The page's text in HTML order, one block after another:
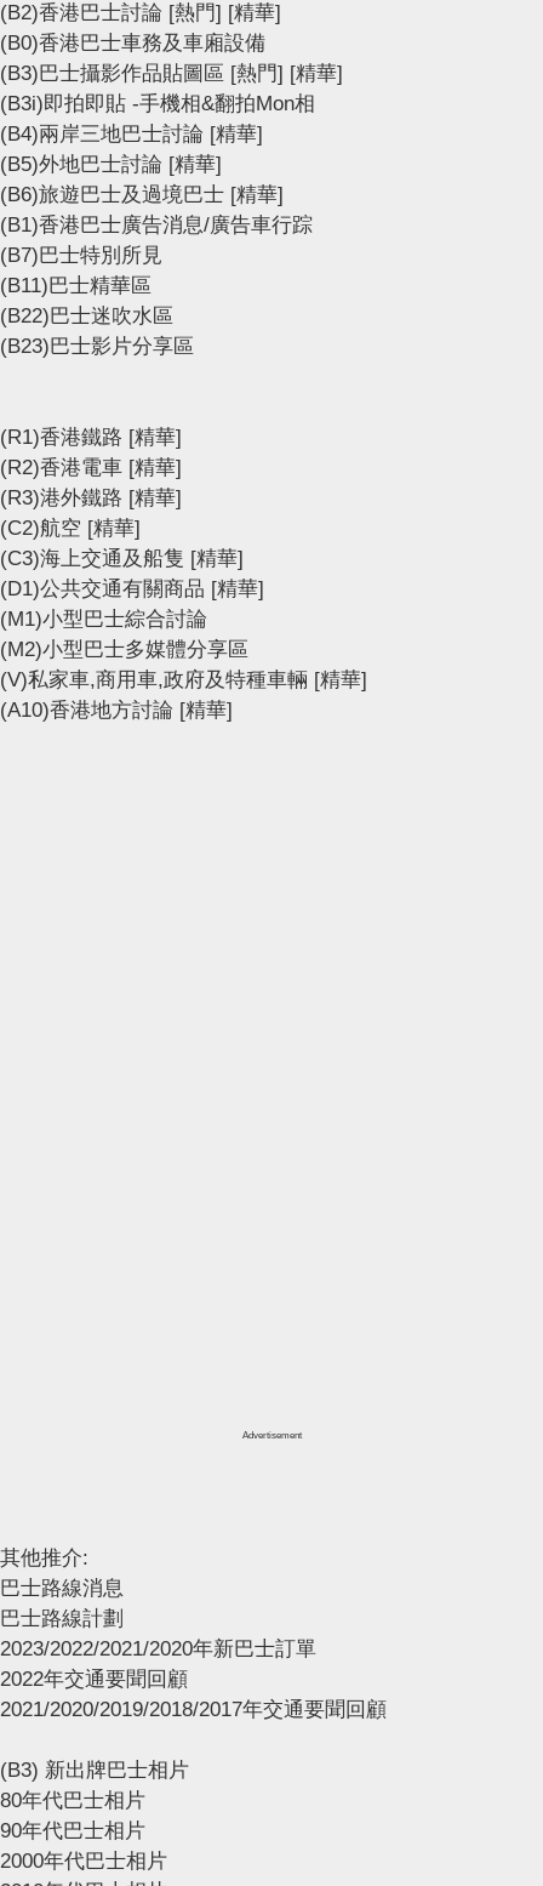
(B2)香港巴士討論 [熱門] [精華]
(B0)香港巴士車務及車廂設備
(B3)巴士攝影作品貼圖區 [熱門] [精華]
(B3i)即拍即貼 -手機相&翻拍Mon相
(B4)兩岸三地巴士討論 [精華]
(B5)外地巴士討論 [精華]
(B6)旅遊巴士及過境巴士 [精華]
(B1)香港巴士廣告消息/廣告車行踪
(B7)巴士特別所見
(B11)巴士精華區
(B22)巴士迷吹水區
(B23)巴士影片分享區
(R1)香港鐵路 [精華]
(R2)香港電車 [精華]
(R3)港外鐵路 [精華]
(C2)航空 [精華]
(C3)海上交通及船隻 [精華]
(D1)公共交通有關商品 [精華]
(M1)小型巴士綜合討論
(M2)小型巴士多媒體分享區
(V)私家車,商用車,政府及特種車輛 [精華]
(A10)香港地方討論 [精華]
Advertisement
其他推介:
巴士路線消息
巴士路線計劃
2023/2022/2021/2020年新巴士訂單
2022年交通要聞回顧
2021/2020/2019/2018/2017年交通要聞回顧
(B3) 新出牌巴士相片
80年代巴士相片
90年代巴士相片
2000年代巴士相片